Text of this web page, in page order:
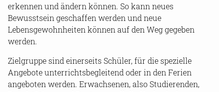
erkennen und ändern können. So kann neues
Bewusstsein geschaffen werden und neue
Lebensgewohnheiten können auf den Weg gegeben
werden.
Zielgruppe sind einerseits Schüler, für die spezielle
Angebote unterrichtsbegleitend oder in den Ferien
angeboten werden. Erwachsenen, also Studierenden,